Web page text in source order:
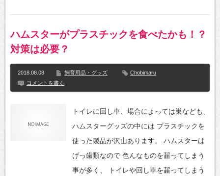
ハムスターがプラスチックを食べたかも！？
対策は必要？
2018.08.08 飼育用品・グッズ
Chobimaru
コメントを書く
トイレに回し車、場合によっては巣なども、
ハムスターグッズの中には プラスチックを
使った製品が沢山あります。 ハムスターは
げっ歯類なので 色んなものを齧ってしまう
事が多く、 トイレや回し車を齧ってしまう